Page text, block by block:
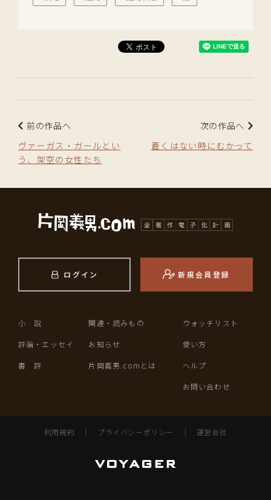
前の作品へ
ヴァーガス・ガールとい
う、架空の女性たち
次の作品へ
蒼くはない時にむかって
ログイン 新規会員登録
小 説
評論・エッセイ
書 評
関連・読みもの
お知らせ
片岡義男.comとは
ウォッチリスト
使い方
ヘルプ
お問い合わせ
利用規約 ｜ プライバシーポリシー ｜ 運営会社